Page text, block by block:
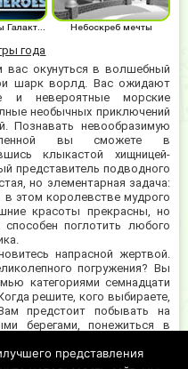
года
окунуться в волшебный
шарк ворлд. Вас ожидают
и невероятные морские
необычных приключений
Познавать невообразимую
вы сможете в
клыкастой хищницей-
представитель подводного
но элементарная задача:
этом королевстве мудрого
красоты прекрасны, но
поглотить любого
напрасной жертвой.
погружения? Вы
категориями семнадцати
решите, кого выбираете,
предстоит побывать на
берегами, понежиться в
пустошам Северного
Звездные войны Галактика героев Небоскреб мечты
представления